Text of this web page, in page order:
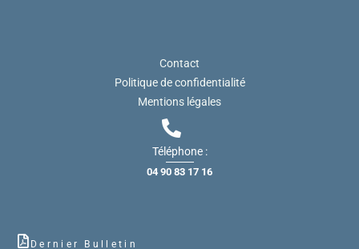
Contact
Politique de confidentialité
Mentions légales
Téléphone :
04 90 83 17 16
Dernier Bulletin